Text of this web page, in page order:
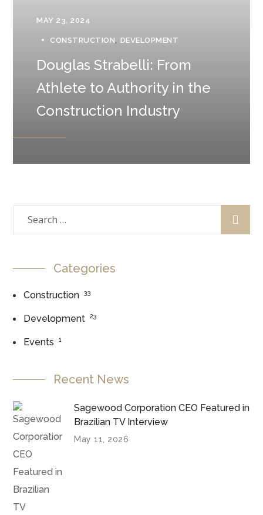
MAY 23, 2024
CONSTRUCTION DEVELOPMENT
Douglas Strabelli: From
Athlete to Authority in the
Construction Industry
Categories
Construction 33
Development 23
Events 1
Recent News
Sagewood Corporation CEO Featured in
Brazilian TV Interview
May 11, 2026